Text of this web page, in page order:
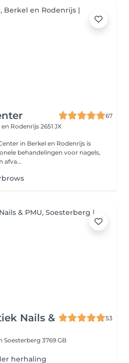
67
Rodenrijs 2651 JX
behandelingen voor nagels,
afva...
Nails &
53
Soesterberg 3769 GB
herhaling